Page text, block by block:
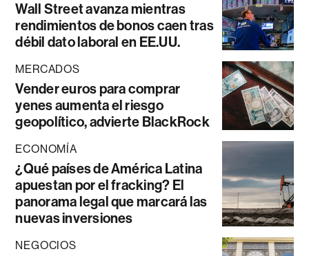
Wall Street avanza mientras
rendimientos de bonos caen tras
débil dato laboral en EE.UU.
MERCADOS
Vender euros para comprar
yenes aumenta el riesgo
geopolítico, advierte BlackRock
ECONOMÍA
¿Qué países de América Latina
apuestan por el fracking? El
panorama legal que marcará las
nuevas inversiones
NEGOCIOS